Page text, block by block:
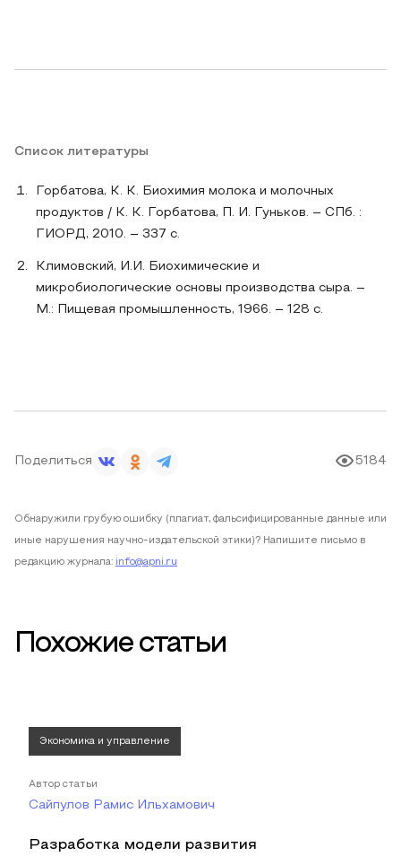
Список литературы
Горбатова, К. К. Биохимия молока и молочных
продуктов / К. К. Горбатова, П. И. Гуньков. – СПб. :
ГИОРД, 2010. – 337 с.
Климовский, И.И. Биохимические и
микробиологические основы производства сыра. –
М.: Пищевая промышленность, 1966. – 128 с.
Поделиться 5184
Обнаружили грубую ошибку (плагиат, фальсифицированные данные или
иные нарушения научно-издательской этики)? Напишите письмо в
редакцию журнала: info@apni.ru
Похожие статьи
Экономика и управление
Автор статьи
Сайпулов Рамис Ильхамович
Разработка модели развития